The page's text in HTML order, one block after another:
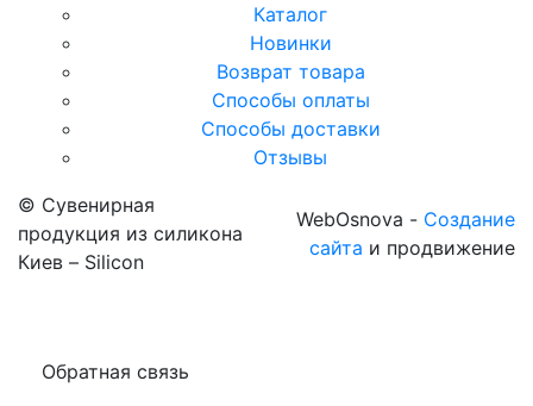
Каталог
Новинки
Возврат товара
Способы оплаты
Способы доставки
Отзывы
© Сувенирная
продукция из силикона
Киев – Silicon
WebOsnova - Создание
сайта и продвижение
Обратная связь